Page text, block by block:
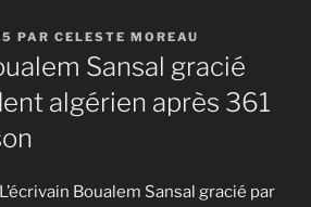
PAR CELESTE MOREAU
Sansal gracié
algérien après 361
Boualem Sansal gracié par